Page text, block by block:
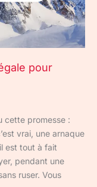
pour
cette promesse :
vrai, une arnaque
est tout à fait
pendant une
ruser. Vous